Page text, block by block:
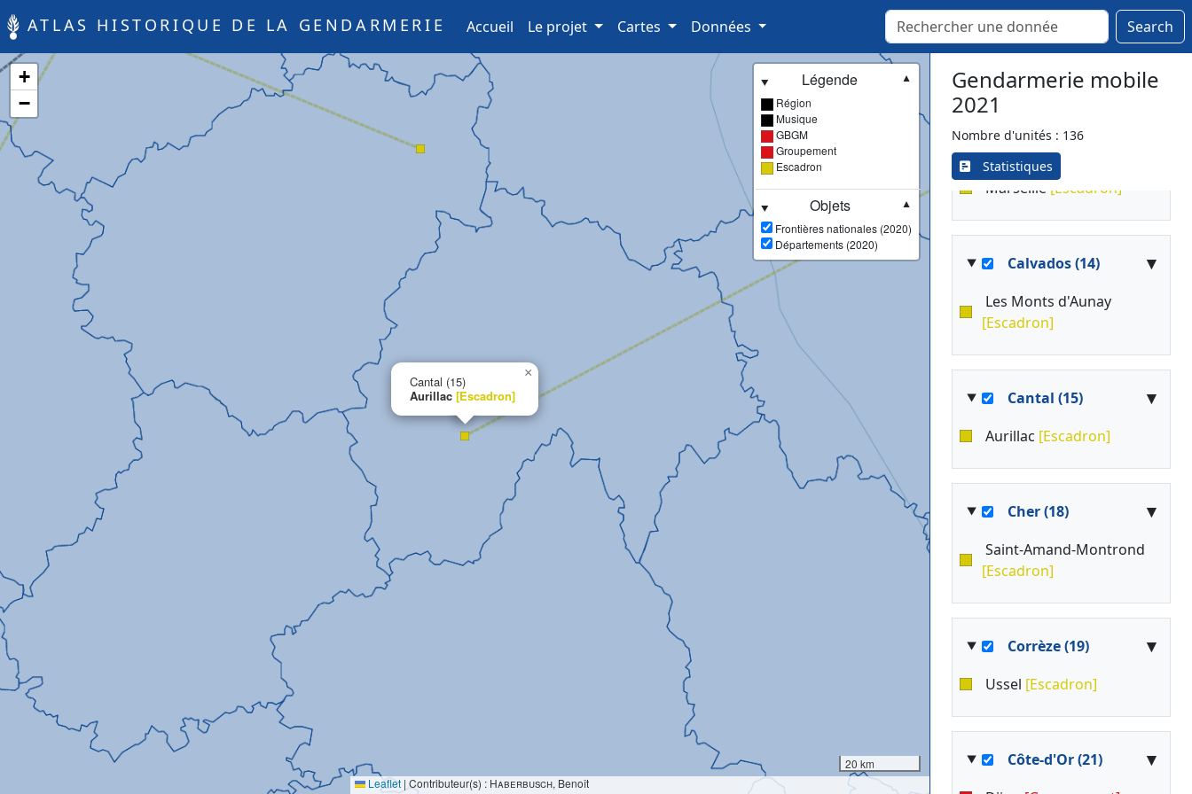
ATLAS HISTORIQUE DE LA GENDARMERIE Accueil (current)
Le projet Cartes Données Search
Cantal (15)
Aurillac [Escadron]
×
+
−
Légende
▼
Région
Musique
GBGM
Groupement
Escadron
Objets
▼
Frontières nationales (2020)
Départements (2020)
20 km
Leaflet | Contributeur(s) : Haberbusch, Benoît
Gendarmerie mobile
2021
Nombre d'unités : 136
Statistiques
Wissembourg[Escadron]
Sélestat[Escadron]
(13)
Marseille[Région]
Marseille [Escadron]
Calvados (14) ▾
Les Monts d'Aunay
[Escadron]
Cantal (15) ▾
Aurillac [Escadron]
Cher (18) ▾
Saint-Amand-Montrond
[Escadron]
Corrèze (19) ▾
Ussel [Escadron]
Côte-d'Or (21) ▾